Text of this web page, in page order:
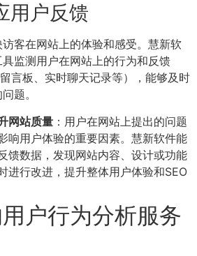
用户反馈
客在网站上的体验和感受。慧新软
监测用户在网站上的行为和反馈
留言板、实时聊天记录等），能够及时
题。
网站质量 ：用户在网站上提出的问题
响用户体验的重要因素。慧新软件能
馈数据，发现网站内容、设计或功能
进行改进，提升整体用户体验和SEO
户行为分析服务